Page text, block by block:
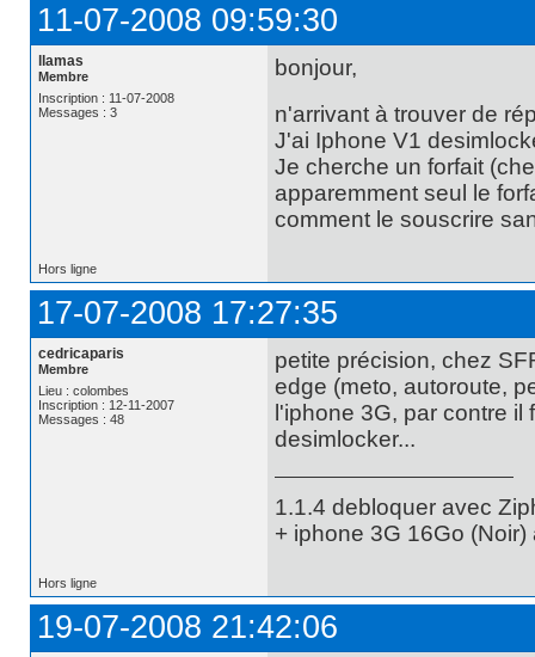
11-07-2008 09:59:30
llamas
Membre
Inscription : 11-07-2008
Messages : 3
bonjour,
n'arrivant à trouver de
J'ai Iphone V1
Je cherche un forfait
apparemment seul le
comment le souscrire
Hors ligne
17-07-2008 17:27:35
cedricaparis
Membre
Lieu : colombes
Inscription : 12-11-2007
Messages : 48
petite précision, chez
edge (meto, autoroute,
l'iphone 3G, par contre
desimlocker...
1.1.4 debloquer avec
+ iphone 3G 16Go
Hors ligne
19-07-2008 21:42:06